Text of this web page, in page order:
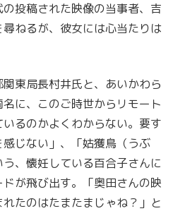
投稿された映像の当事者、吉
ねるが、彼女には心当たりは
東局長村井氏と、あいかわら
に、このご時世からリモート
るのかよくわからない。要す
じない」、「姑獲鳥（うぶ
、懐妊している百合子さんに
が飛び出す。「奥田さんの映
たのはたまたまじゃね？」と